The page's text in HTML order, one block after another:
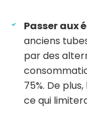
Passer aux
anciens
par des
75%. De
ce qui